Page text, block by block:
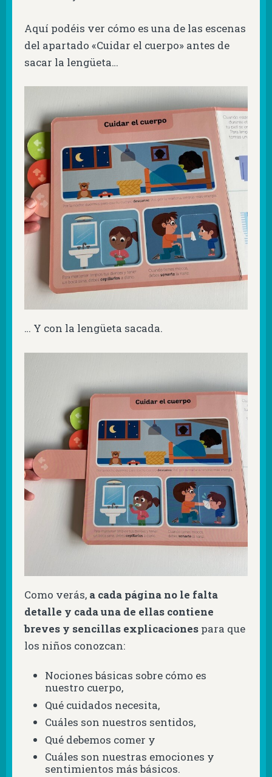
Aquí podéis ver cómo es una de las escenas
del apartado «Cuidar el cuerpo» antes de
sacar la lengüeta…
… Y con la lengüeta sacada.
Como verás, a cada página no le falta
detalle y cada una de ellas contiene
breves y sencillas explicaciones para que
los niños conozcan:
Nociones básicas sobre cómo es
nuestro cuerpo,
Qué cuidados necesita,
Cuáles son nuestros sentidos,
Qué debemos comer y
Cuáles son nuestras emociones y
sentimientos más básicos.